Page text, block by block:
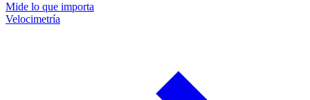
Mide lo que importa
Velocimetría